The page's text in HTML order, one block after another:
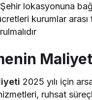
lokasyonuna
kurumlar
2025 yılı için
ruhsat